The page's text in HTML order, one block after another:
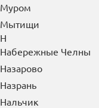
Муром
Мытищи
Н
Набережные Челны
Назарово
Назрань
Нальчик